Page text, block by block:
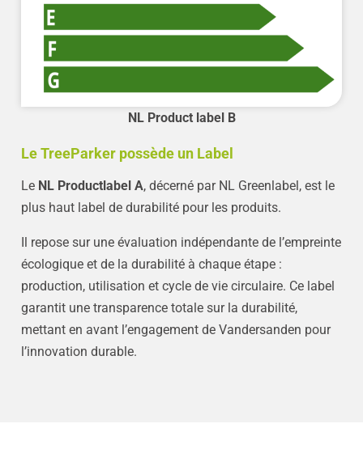
Le TreeParker possède un Label
Le NL Productlabel A, décerné par NL Greenlabel, est le
plus haut label de durabilité pour les produits.
Il repose sur une évaluation indépendante de l’empreinte
écologique et de la durabilité à chaque étape :
production, utilisation et cycle de vie circulaire. Ce label
garantit une transparence totale sur la durabilité,
mettant en avant l’engagement de Vandersanden pour
l’innovation durable.
NL Product label B